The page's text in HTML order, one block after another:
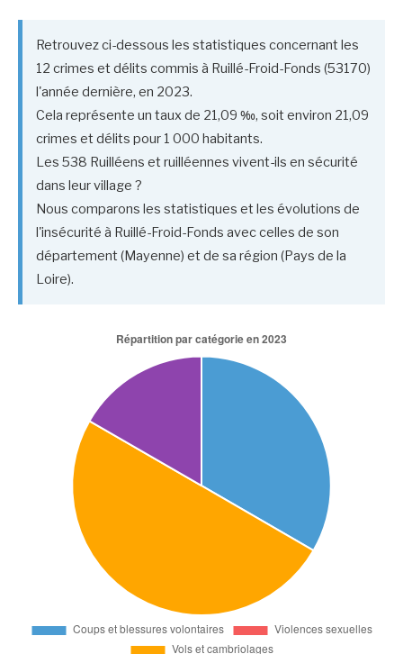
Retrouvez ci-dessous les statistiques concernant les
12 crimes et délits commis à Ruillé-Froid-Fonds (53170)
l'année dernière, en 2023.
Cela représente un taux de 21,09 ‰, soit environ 21,09
crimes et délits pour 1 000 habitants.
Les 538 Ruilléens et ruilléennes vivent-ils en sécurité
dans leur village ?
Nous comparons les statistiques et les évolutions de
l'insécurité à Ruillé-Froid-Fonds avec celles de son
département (Mayenne) et de sa région (Pays de la
Loire).